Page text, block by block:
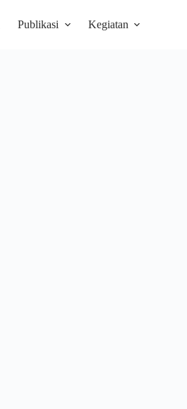
Publikasi Kegiatan